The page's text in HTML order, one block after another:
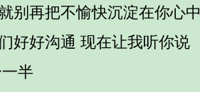
别再把不愉快沉淀在你心中
好好沟通 现在让我听你说
半